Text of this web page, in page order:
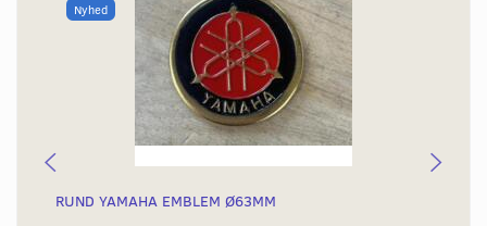
Nyhed
RUND YAMAHA EMBLEM Ø63MM